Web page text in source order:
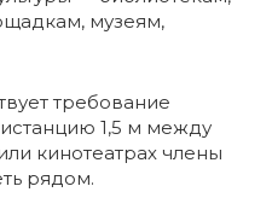
музеям,
требование
1,5 м между
кинотеатрах члены
рядом.